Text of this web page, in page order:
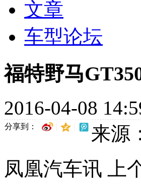
文章
车型论坛
福特野马
2016-04-08
分享到：
来源
凤凰汽车讯 上